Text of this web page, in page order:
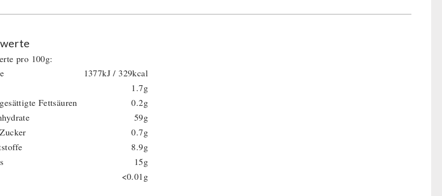
pro 100g:
1377kJ / 329kcal
1.7g
Fettsäuren
0.2g
59g
0.7g
8.9g
15g
<0.01g